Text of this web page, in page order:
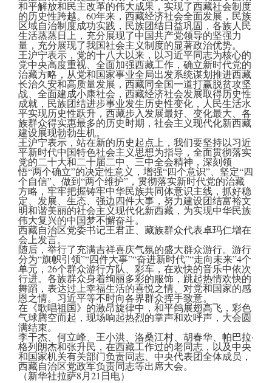
和平解放和民主改革的伟大成果，实现了西藏社会制度
的历史性跨越。60年来，西藏经济社会全面发展，民族
区域自治制度成功实践，民族团结日益巩固，各族人民
生活蒸蒸日上，充分展现了中国共产党领导的坚强力
量，充分展现了我国社会主义制度的显著政治优势。
王沪宁表示，党的十八大以来，以习近平同志为核心的
党中央高度重视、全面加强西藏工作，确立新时代党的
治藏方略，从党和国家事业全局出发系统谋划推进西藏
长治久安和高质量发展，西藏同全国一道打赢脱贫攻坚
战、全面建成小康社会，西藏经济社会发展取得历史性
成就，民族团结进步事业发生历史性变化，人民生活水
平实现历史性跃升，西藏步入发展最好、变化最大、各
族群众得实惠最多的历史时期，社会主义现代化新西藏
建设展现勃勃生机。
王沪宁表示，站在新的历史起点上，我们要坚持以习近
平新时代中国特色社会主义思想为指导，全面贯彻落实
党的二十大和二十届二中、三中全会精神，深刻领
悟“两个确立”的决定性意义，增强“四个意识”、坚定“四
个自信”、做到“两个维护”，贯彻落实新时代党的治藏
方略，牢牢把握铸牢中华民族共同体意识主线，抓好稳
定、发展、生态、强边四件大事，努力建设团结富裕文
明和谐美丽的社会主义现代化新西藏，为实现中华民族
伟大复兴的中国梦不懈奋斗。
西藏自治区党委书记王君正、藏族群众代表卓玛仁增在
会上发言。
随后，举行了充满吉祥喜庆气氛的盛大群众游行。游行
分为“旗帜引领”“四件大事”“奋进新时代”“走向未来”4个
单元，26个群众游行方队、彩车，在欢快的音乐中依次
行进。各族群众身着绚丽多彩的服饰，跳起热情欢快的
舞蹈，表达过上幸福生活的喜悦之情、对党和国家的感
恩之情。习近平等不时向各界群众挥手致意。
在《歌唱祖国》的激昂旋律中，和平鸽展翅高飞，彩色
气球腾空而起，现场响起热烈的掌声和欢呼声，大会圆
满结束。
李干杰、何立峰、王小洪、洛桑江村、胡春华、帕巴拉·
格列朗杰和张升民，在西藏工作过的老同志，以及中央
和国家机关有关部门负责同志、中央代表团全体成员，
西藏自治区党政军负责同志等出席大会。
（新华社拉萨8月21日电）